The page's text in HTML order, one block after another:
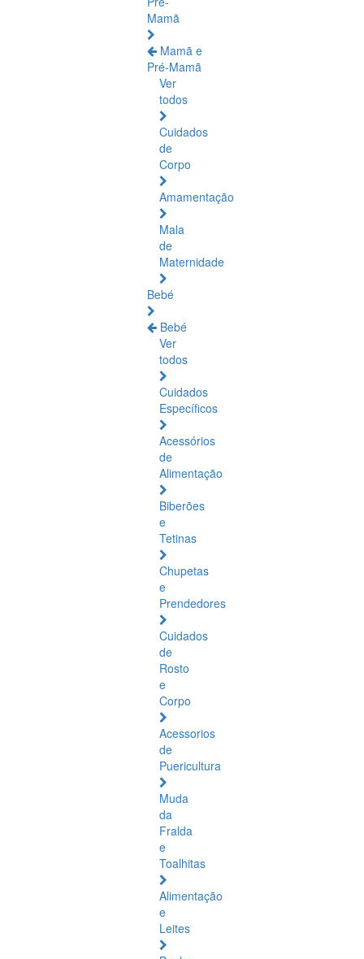
Mamã
Mamã e
Pré-Mamã
Ver
todos
Cuidados
de
Corpo
Amamentação
Mala
de
Maternidade
Bebé
Bebé
Ver
todos
Cuidados
Específicos
Acessórios
de
Alimentação
Biberões
e
Tetinas
Chupetas
e
Prendedores
Cuidados
de
Rosto
e
Corpo
Acessorios
de
Puericultura
Muda
da
Fralda
e
Toalhitas
Alimentação
e
Leites